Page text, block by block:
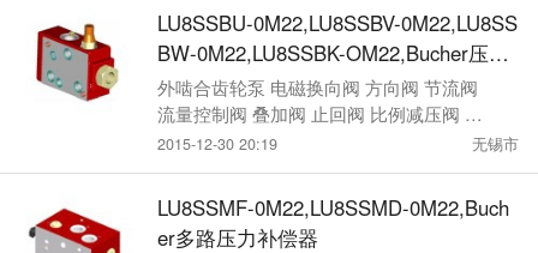
LU8SSBU-0M22,LU8SSBV-0M22,LU8SS
BW-0M22,LU8SSBK-OM22,Bucher压力
补偿器
外啮合齿轮泵 电磁换向阀 方向阀 节流阀
流量控制阀 叠加阀 止回阀 比例减压阀 压
力控制阀
2015-12-30 20:19 无锡市
LU8SSMF-0M22,LU8SSMD-0M22,Buch
er多路压力补偿器